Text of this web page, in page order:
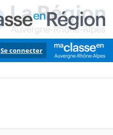
Se connecter